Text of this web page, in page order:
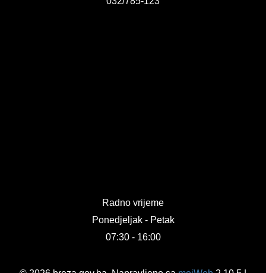
Radno vrijeme
Ponedjeljak - Petak
07:30 - 16:00